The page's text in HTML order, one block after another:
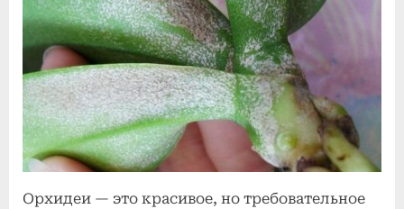
орхидей
и
их
симптомы
Орхидеи — это красивое, но требовательное